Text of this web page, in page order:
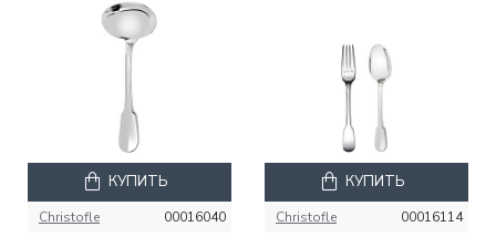
Christofle 00016040
КУПИТЬ
Christofle 00016114
КУПИТЬ